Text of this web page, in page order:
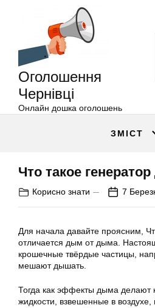
Оголошення
Чернівці
Онлайн дошка оголошень
ЗМІСТ
Что такое
Корисно знати 7
Для начала давайте проясним,
отличается дым от дыма.
крошечные твёрдые частицы,
мешают дышать.
Тогда как эффекты дыма делают
жидкости, взвешенные в